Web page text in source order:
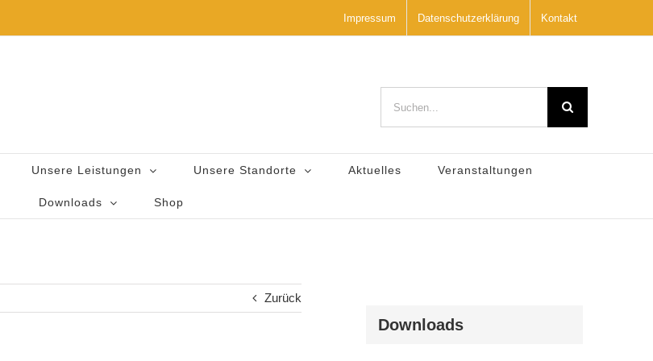
Impressum Datenschutzerklärung Kontakt
nach:
Unsere Leistungen Unsere Standorte Aktuelles Veranstaltungen
Downloads Shop
Zurück
Downloads